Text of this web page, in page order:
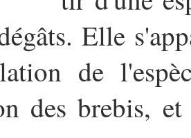
Elle
de
des brebis,